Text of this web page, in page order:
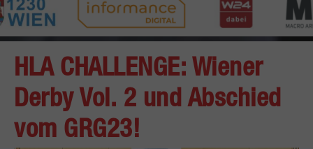
HLA CHALLENGE: Wiener
Derby Vol. 2 und Abschied
vom GRG23!